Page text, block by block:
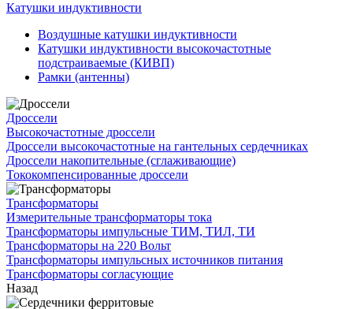
Катушки индуктивности
Воздушные катушки индуктивности
Катушки индуктивности высокочастотные
подстраиваемые (КИВП)
Рамки (антенны)
Дроссели
Высокочастотные дроссели
Дроссели высокочастотные на гантельных сердечниках
Дроссели накопительные (сглаживающие)
Тококомпенсированные дроссели
Трансформаторы
Измерительные трансформаторы тока
Трансформаторы импульсные ТИМ, ТИЛ, ТИ
Трансформаторы на 220 Вольт
Трансформаторы импульсных источников питания
Трансформаторы согласующие
Назад